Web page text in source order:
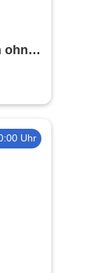
ohne
Uhr